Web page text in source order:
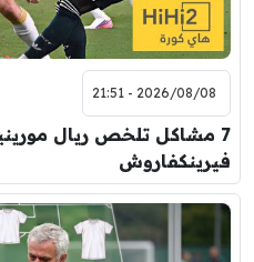
2026/08/08 - 21:51
7 مشاكل تلخص ريال
فيرينكفاروش